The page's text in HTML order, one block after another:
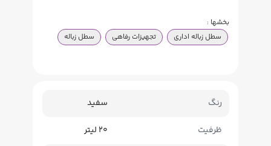
بخشها :
سطل زباله اداری
تجهیزات رفاهی سطل زباله
رنگ سفید
ظرفیت 20 لیتر